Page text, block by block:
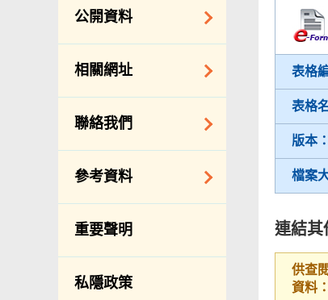
衞生署通知名單
的標準僱傭合約
公開資料
公開資料守則
備存紀錄一覽表
相關網址
相關政府機構
聯絡我們
查詢、建議、要求
和投訴
分區環境衞生辦事
處地址及電話
滲水投訴調查聯合
參考資料
年度整合開放數據
計劃（包含空間數
據計劃）
立法會事務
重要聲明
私隱政策
表格
表格
版本：
檔案
連結其
供查
資料：